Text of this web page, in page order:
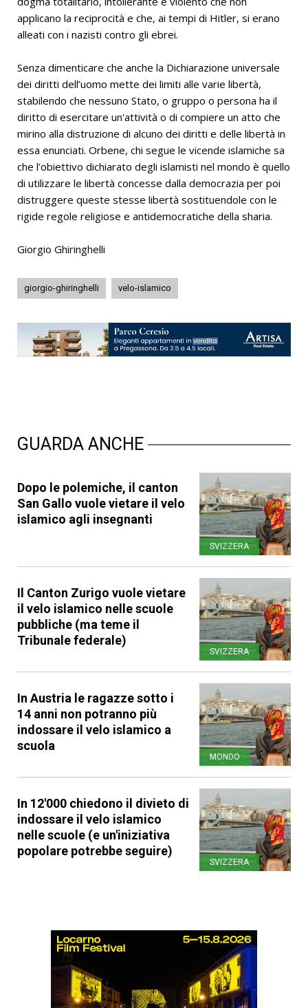
applicano la reciprocità e che, ai tempi di Hitler, si erano
alleati con i nazisti contro gli ebrei.
Senza dimenticare che anche la Dichiarazione universale
dei diritti dell’uomo mette dei limiti alle varie libertà,
stabilendo che nessuno Stato, o gruppo o persona ha il
diritto di esercitare un'attività o di compiere un atto che
mirino alla distruzione di alcuno dei diritti e delle libertà in
essa enunciati. Orbene, chi segue le vicende islamiche sa
che l’obiettivo dichiarato degli islamisti nel mondo è quello
di utilizzare le libertà concesse dalla democrazia per poi
distruggere queste stesse libertà sostituendole con le
rigide regole religiose e antidemocratiche della sharia.
Giorgio Ghiringhelli
giorgio-ghiringhelli velo-islamico
GUARDA ANCHE
Dopo le polemiche, il canton
San Gallo vuole vietare il velo
islamico agli insegnanti
SVIZZERA
Il Canton Zurigo vuole vietare
il velo islamico nelle scuole
pubbliche (ma teme il
Tribunale federale)
SVIZZERA
In Austria le ragazze sotto i
14 anni non potranno più
indossare il velo islamico a
scuola
MONDO
In 12'000 chiedono il divieto di
indossare il velo islamico
nelle scuole (e un'iniziativa
popolare potrebbe seguire)
SVIZZERA